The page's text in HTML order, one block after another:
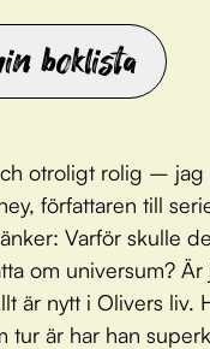
boklista
otroligt rolig –
författaren till
Varför skulle
om universum?
är nytt i Olivers liv.
tur är har han